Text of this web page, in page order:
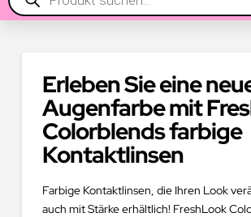
search
Erleben Sie eine
Augenfarbe mit
Colorblends farbige
Kontaktlinsen
Farbige Kontaktlinsen, die Ihren Look
auch mit Stärke erhältlich! FreshLook